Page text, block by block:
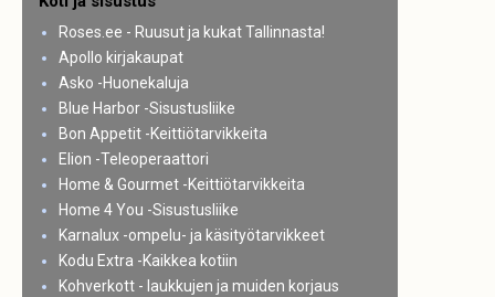
Roses.ee - Ruusut ja kukat Tallinnasta!
Apollo kirjakaupat
Asko -Huonekaluja
Blue Harbor -Sisustusliike
Bon Appetit -Keittiötarvikkeita
Elion -Teleoperaattori
Home & Gourmet -Keittiötarvikkeita
Home 4 You -Sisustusliike
Karnalux -ompelu- ja käsityötarvikkeet
Kodu Extra -Kaikkea kotiin
Kohverkott - laukkujen ja muiden korjaus